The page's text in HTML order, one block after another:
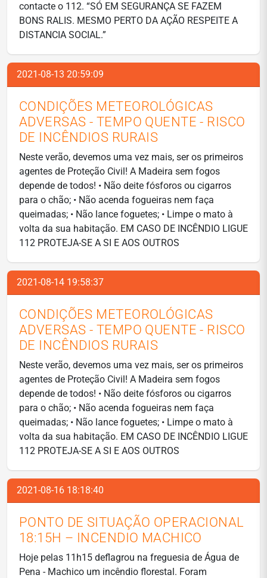
contacte o 112. “SÓ EM SEGURANÇA SE FAZEM
BONS RALIS. MESMO PERTO DA AÇÃO RESPEITE A
DISTANCIA SOCIAL.”
2021-08-13 20:59:09
CONDIÇÕES METEOROLÓGICAS
ADVERSAS - TEMPO QUENTE - RISCO
DE INCÊNDIOS RURAIS
Neste verão, devemos uma vez mais, ser os primeiros
agentes de Proteção Civil! A Madeira sem fogos
depende de todos! • Não deite fósforos ou cigarros
para o chão; • Não acenda fogueiras nem faça
queimadas; • Não lance foguetes; • Limpe o mato à
volta da sua habitação. EM CASO DE INCÊNDIO LIGUE
112 PROTEJA-SE A SI E AOS OUTROS
2021-08-14 19:58:37
CONDIÇÕES METEOROLÓGICAS
ADVERSAS - TEMPO QUENTE - RISCO
DE INCÊNDIOS RURAIS
Neste verão, devemos uma vez mais, ser os primeiros
agentes de Proteção Civil! A Madeira sem fogos
depende de todos! • Não deite fósforos ou cigarros
para o chão; • Não acenda fogueiras nem faça
queimadas; • Não lance foguetes; • Limpe o mato à
volta da sua habitação. EM CASO DE INCÊNDIO LIGUE
112 PROTEJA-SE A SI E AOS OUTROS
2021-08-16 18:18:40
PONTO DE SITUAÇÃO OPERACIONAL
18:15H – INCENDIO MACHICO
Hoje pelas 11h15 deflagrou na freguesia de Água de
Pena - Machico um incêndio florestal. Foram